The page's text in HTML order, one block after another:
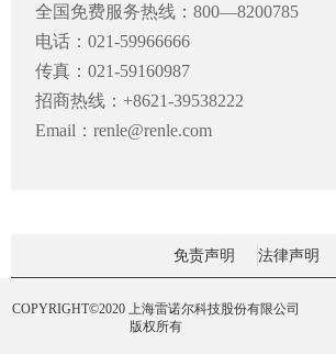
全国免费服务热线：800—8200785
电话：021-59966666
传真：021-59160987
招商热线：+8621-39538222
Email：renle@renle.com
免责声明 法律声明
COPYRIGHT©2020 上海雷诺尔科技股份有限公司
版权所有